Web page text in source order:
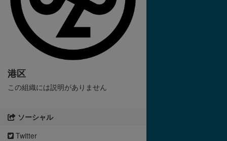
港区
この組織には説明がありません
ソーシャル
Twitter